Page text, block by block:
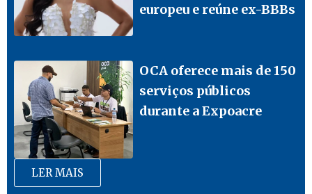
europeu e reúne ex-BBBs
OCA oferece mais de 150
serviços públicos
durante a Expoacre
LER MAIS